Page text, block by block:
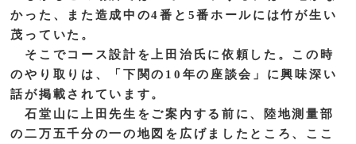
かった、また造成中の4番と5番ホールには竹が生い
茂っていた。
そこでコース設計を上田治氏に依頼した。この時
のやり取りは、「下関の10年の座談会」に興味深い
話が掲載されています。
石堂山に上田先生をご案内する前に、陸地測量部
の二万五千分の一の地図を広げましたところ、ここ